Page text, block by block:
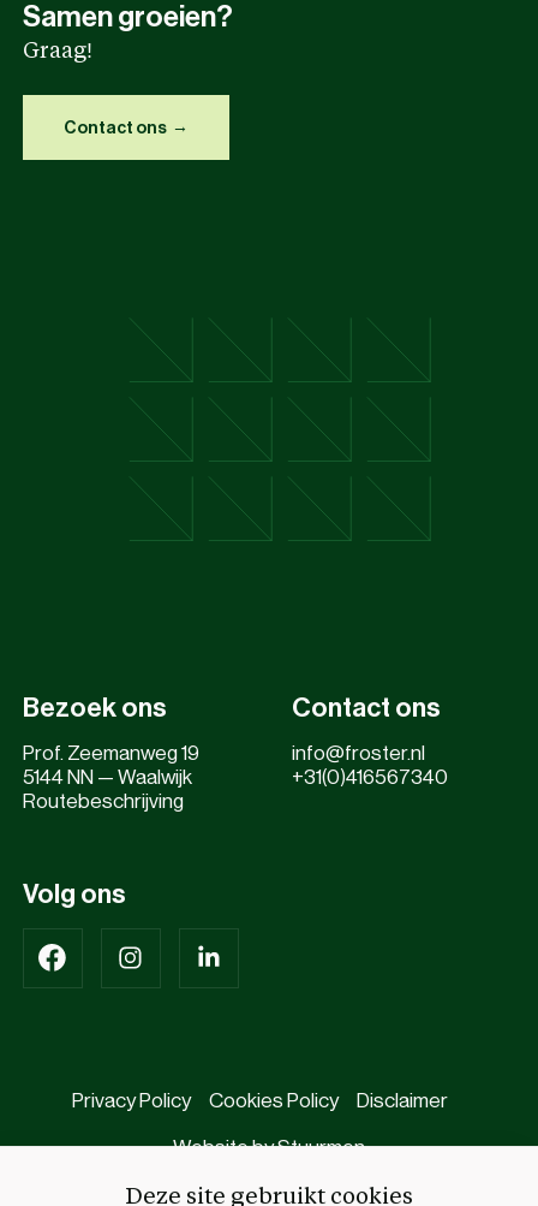
Samen groeien?
Graag!
Contact ons
Bezoek ons
Prof. Zeemanweg 19
5144 NN — Waalwijk
Routebeschrijving
Contact ons
info@froster.nl
+31(0)416567340
Volg ons
Privacy Policy Cookies Policy Disclaimer
Website by Stuurmen
Deze site gebruikt cookies